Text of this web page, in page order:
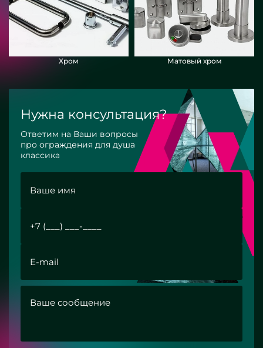
Хром Матовый хром
Нужна консультация?
Ответим на Ваши вопросы
про ограждения для душа
классика